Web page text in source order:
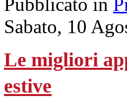
Sabato, 10
Le migliori
estive